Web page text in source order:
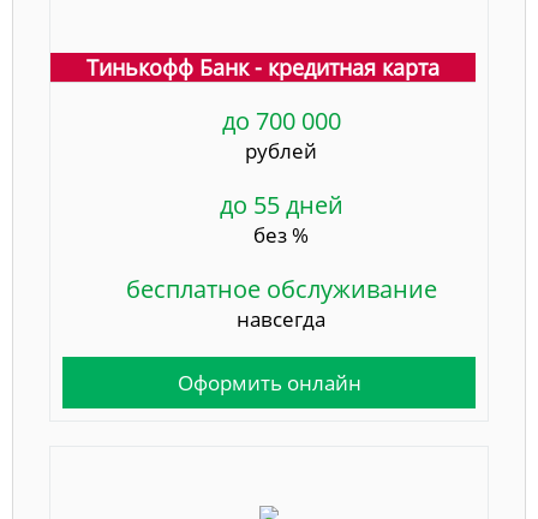
Тинькофф Банк - кредитная карта
до 700 000
рублей
до 55 дней
без %
бесплатное обслуживание
навсегда
Оформить онлайн